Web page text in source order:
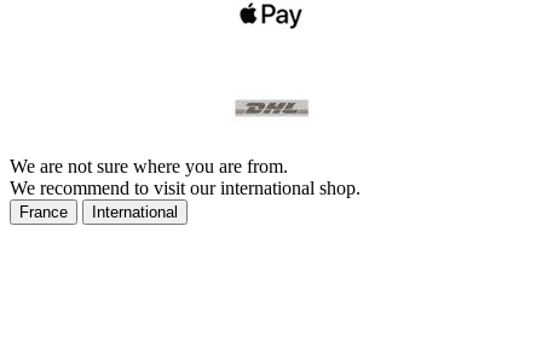
We are not sure where you are from.
We recommend to visit our international shop.
France International